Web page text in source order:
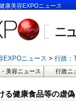
康美容EXPOニュース
EXPOニュース 行政：
美容ニュース 行政ニ
る健康食品等の虚